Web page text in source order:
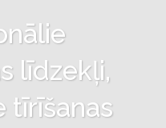
līdzekļi,
tīrīšanas